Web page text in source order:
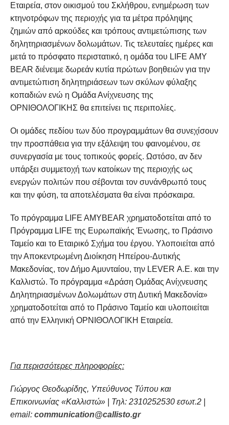
Εταιρεία, στον οικισμού του Σκλήθρου, ενημέρωση των
κτηνοτρόφων της περιοχής για τα μέτρα πρόληψης
ζημιών από αρκούδες και τρόπους αντιμετώπισης των
δηλητηριασμένων δολωμάτων. Τις τελευταίες ημέρες και
μετά το πρόσφατο περιστατικό, η ομάδα του LIFΕ AMY
BEAR διένειμε δωρεάν κυτία πρώτων βοηθειών για την
αντιμετώπιση δηλητηριάσεων των σκύλων φύλαξης
κοπαδιών ενώ η Ομάδα Ανίχνευσης της
ΟΡΝΙΘΟΛΟΓΙΚΗΣ θα επιτείνει τις περιπολίες.
Οι ομάδες πεδίου των δύο προγραμμάτων θα συνεχίσουν
την προσπάθεια για την εξάλειψη του φαινομένου, σε
συνεργασία με τους τοπικούς φορείς. Ωστόσο, αν δεν
υπάρξει συμμετοχή των κατοίκων της περιοχής ως
ενεργών πολιτών που σέβονται τον συνάνθρωπό τους
και την φύση, τα αποτελέσματα θα είναι πρόσκαιρα.
Το πρόγραμμα LIFE AMYBEAR χρηματοδοτείται από το
Πρόγραμμα LIFE της Ευρωπαϊκής Ένωσης, το Πράσινο
Ταμείο και το Εταιρικό Σχήμα του έργου. Υλοποιείται από
την Αποκεντρωμένη Διοίκηση Ηπείρου-Δυτικής
Μακεδονίας, τον Δήμο Αμυνταίου, την LEVER Α.Ε. και την
Καλλιστώ. Το πρόγραμμα «Δράση Ομάδας Ανίχνευσης
Δηλητηριασμένων Δολωμάτων στη Δυτική Μακεδονία»
χρηματοδοτείται από το Πράσινο Ταμείο και υλοποιείται
από την Ελληνική ΟΡΝΙΘΟΛΟΓΙΚΗ Εταιρεία.
Για περισσότερες πληροφορίες:
Γιώργος Θεοδωρίδης, Υπεύθυνος Τύπου και
Επικοινωνίας «Καλλιστώ» | Τηλ: 2310252530 εσωτ.2 |
email: communication@callisto.gr